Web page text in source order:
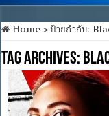
Home > ป้ายกำกับ:
Tag Archives: